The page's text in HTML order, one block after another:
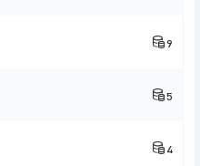
9
5
4